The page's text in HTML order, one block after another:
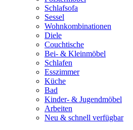
Schlafsofa
Sessel
Wohnkombinationen
Diele
Couchtische
Bei- & Kleinmöbel
Schlafen
Esszimmer
Küche
Bad
Kinder- & Jugendmöbel
Arbeiten
Neu & schnell verfügbar